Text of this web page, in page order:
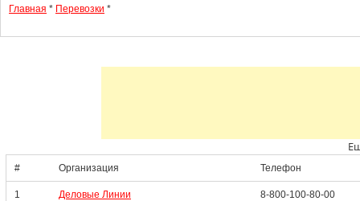
Главная * Перевозки *
# Организация Телефон
1 Деловые Линии 8-800-100-80-00